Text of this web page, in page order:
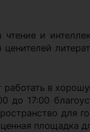
и
в
до 17:00
для
площадка